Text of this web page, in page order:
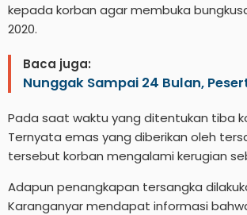
kepada korban agar membuka
2020.
Baca juga:
Nunggak Sampai 24 Bulan,
Pada saat waktu yang ditentukan tiba
Ternyata emas yang diberikan oleh
tersebut korban mengalami kerugian
Adapun penangkapan tersangka
Karanganyar mendapat informasi